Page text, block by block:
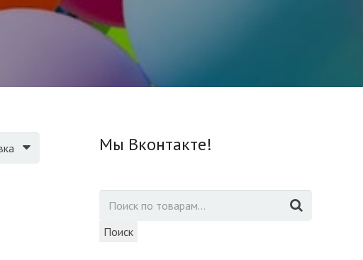
Мы Вконтакте!
Поиск